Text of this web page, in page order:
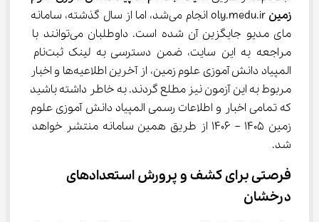
زمین
oly.medu.ir انجام می‌شد، اما از سال گذشته، سامانه
مای مدیو جایگزین آن شده است. داوطلبان می‌توانند با
مراجعه به این سایت، ضمن دسترسی به لینک ثبت‌نام
المپیاد دانش آموزی علوم زمین، از آخرین اطلاعیه‌ها و اخبار
مربوط به این آزمون نیز مطلع گردند. به خاطر داشته باشید
که تمامی اخبار و اطلاعات رسمی المپیاد دانش آموزی علوم
زمین 1405 – 1406 از طریق همین سامانه منتشر خواهد
شد.
فرصتی برای کشف و پرورش استعدادهای
درخشان